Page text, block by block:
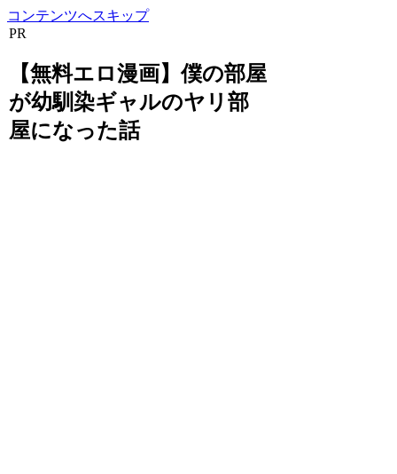
コンテンツへスキップ
PR
【無料エロ漫画】僕の部屋
が幼馴染ギャルのヤリ部
屋になった話